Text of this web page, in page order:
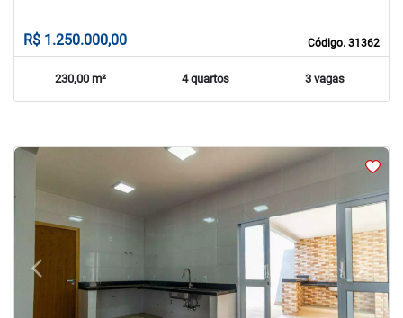
Código. 31362
R$ 1.250.000,00
230,00 m² 4 quartos 3 vagas
arrow_back_iosPrevious arrow_forward_ios
Next